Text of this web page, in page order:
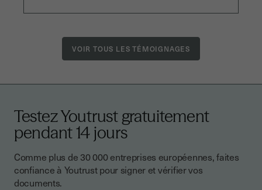
VOIR TOUS LES TÉMOIGNAGES
Testez Youtrust gratuitement
pendant 14 jours
Comme plus de 30 000 entreprises européennes, faites
confiance à Youtrust pour signer et vérifier vos
documents.